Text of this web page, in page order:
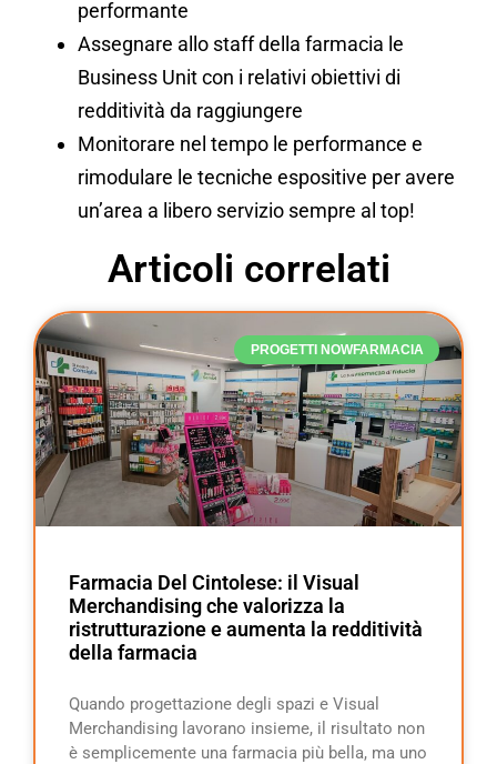
performante
Assegnare allo staff della farmacia le
Business Unit con i relativi obiettivi di
redditività da raggiungere
Monitorare nel tempo le performance e
rimodulare le tecniche espositive per avere
un’area a libero servizio sempre al top!
Articoli correlati
PROGETTI NOWFARMACIA
Farmacia Del Cintolese: il Visual
Merchandising che valorizza la
ristrutturazione e aumenta la redditività
della farmacia
Quando progettazione degli spazi e Visual
Merchandising lavorano insieme, il risultato non
è semplicemente una farmacia più bella, ma uno